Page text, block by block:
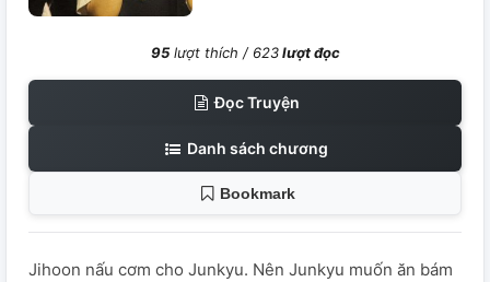
95lượt thích / 623lượt đọc
Đọc Truyện
Danh sách chương
Bookmark
Jihoon nấu cơm cho Junkyu. Nên Junkyu muốn ăn bám